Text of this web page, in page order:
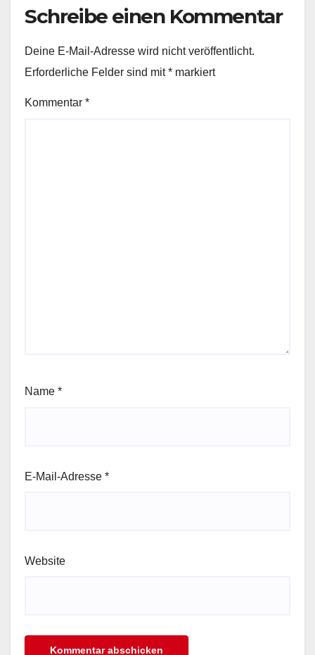
Schreibe einen Kommentar
Deine E-Mail-Adresse wird nicht veröffentlicht.
Erforderliche Felder sind mit* markiert
Kommentar *
Name *
E-Mail-Adresse *
Website